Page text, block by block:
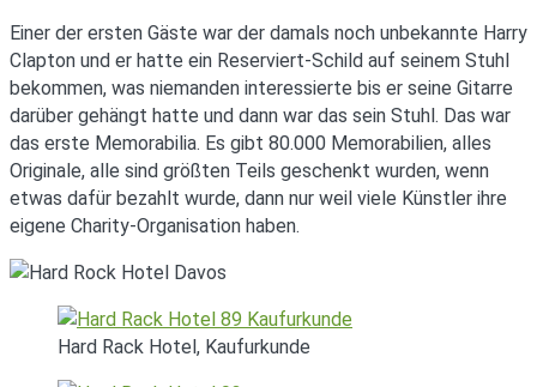
Einer der ersten Gäste war der damals noch unbekannte Harry
Clapton und er hatte ein Reserviert-Schild auf seinem Stuhl
bekommen, was niemanden interessierte bis er seine Gitarre
darüber gehängt hatte und dann war das sein Stuhl. Das war
das erste Memorabilia. Es gibt 80.000 Memorabilien, alles
Originale, alle sind größten Teils geschenkt wurden, wenn
etwas dafür bezahlt wurde, dann nur weil viele Künstler ihre
eigene Charity-Organisation haben.
Hard Rack Hotel, Kaufurkunde